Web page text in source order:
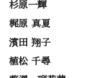
杉原一輝
梶原 真夏
濱田 翔子
植松 千尋